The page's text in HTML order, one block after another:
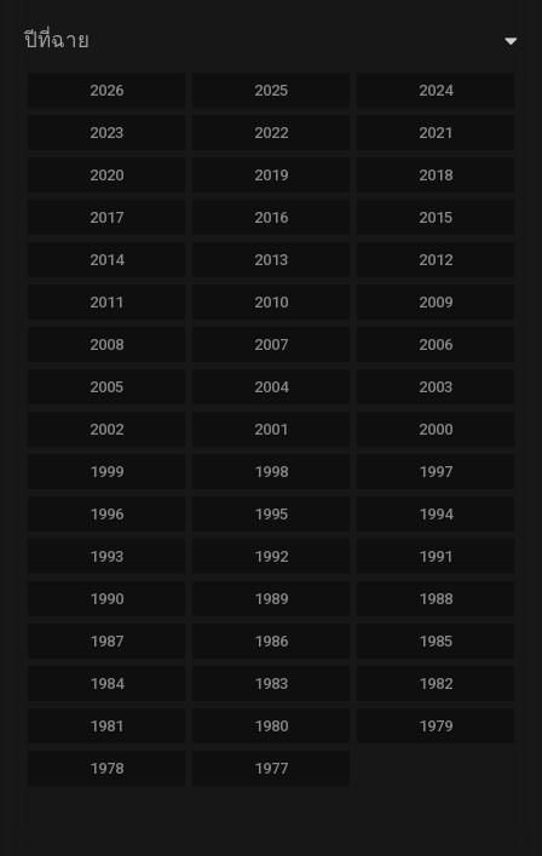
ปีที่ฉาย
2026 2025 2024
2023 2022 2021
2020 2019 2018
2017 2016 2015
2014 2013 2012
2011 2010 2009
2008 2007 2006
2005 2004 2003
2002 2001 2000
1999 1998 1997
1996 1995 1994
1993 1992 1991
1990 1989 1988
1987 1986 1985
1984 1983 1982
1981 1980 1979
1978 1977